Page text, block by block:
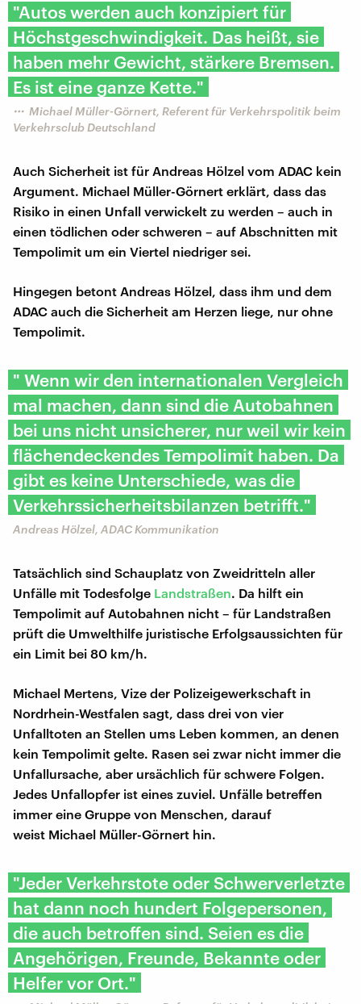
"Autos werden auch konzipiert für
Höchstgeschwindigkeit. Das heißt, sie
haben mehr Gewicht, stärkere Bremsen.
Es ist eine ganze Kette."
Michael Müller-Görnert, Referent für Verkehrspolitik beim
Verkehrsclub Deutschland
Auch Sicherheit ist für Andreas Hölzel vom ADAC kein
Argument. Michael Müller-Görnert erklärt, dass das
Risiko in einen Unfall verwickelt zu werden – auch in
einen tödlichen oder schweren – auf Abschnitten mit
Tempolimit um ein Viertel niedriger sei.
Hingegen betont Andreas Hölzel, dass ihm und dem
ADAC auch die Sicherheit am Herzen liege, nur ohne
Tempolimit.
" Wenn wir den internationalen Vergleich
mal machen, dann sind die Autobahnen
bei uns nicht unsicherer, nur weil wir kein
flächendeckendes Tempolimit haben. Da
gibt es keine Unterschiede, was die
Verkehrssicherheitsbilanzen betrifft."
Andreas Hölzel, ADAC Kommunikation
Tatsächlich sind Schauplatz von Zweidritteln aller
Unfälle mit Todesfolge Landstraßen. Da hilft ein
Tempolimit auf Autobahnen nicht – für Landstraßen
prüft die Umwelthilfe juristische Erfolgsaussichten für
ein Limit bei 80 km/h.
Michael Mertens, Vize der Polizeigewerkschaft in
Nordrhein-Westfalen sagt, dass drei von vier
Unfalltoten an Stellen ums Leben kommen, an denen
kein Tempolimit gelte. Rasen sei zwar nicht immer die
Unfallursache, aber ursächlich für schwere Folgen.
Jedes Unfallopfer ist eines zuviel. Unfälle betreffen
immer eine Gruppe von Menschen, darauf
weist Michael Müller-Görnert hin.
"Jeder Verkehrstote oder Schwerverletzte
hat dann noch hundert Folgepersonen,
die auch betroffen sind. Seien es die
Angehörigen, Freunde, Bekannte oder
Helfer vor Ort."